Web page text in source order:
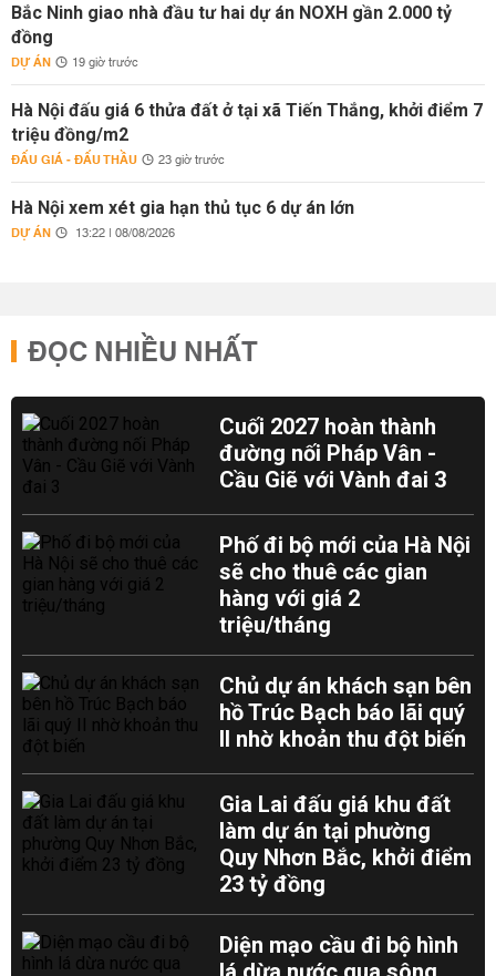
Bắc Ninh giao nhà đầu tư hai dự án NOXH gần 2.000 tỷ
đồng
DỰ ÁN 19 giờ trước
Hà Nội đấu giá 6 thửa đất ở tại xã Tiến Thắng, khởi điểm 7
triệu đồng/m2
ĐẤU GIÁ - ĐẤU THẦU 23 giờ trước
Hà Nội xem xét gia hạn thủ tục 6 dự án lớn
DỰ ÁN 13:22 | 08/08/2026
ĐỌC NHIỀU NHẤT
Cuối 2027 hoàn thành
đường nối Pháp Vân -
Cầu Giẽ với Vành đai 3
Phố đi bộ mới của Hà Nội
sẽ cho thuê các gian
hàng với giá 2
triệu/tháng
Chủ dự án khách sạn bên
hồ Trúc Bạch báo lãi quý
II nhờ khoản thu đột biến
Gia Lai đấu giá khu đất
làm dự án tại phường
Quy Nhơn Bắc, khởi điểm
23 tỷ đồng
Diện mạo cầu đi bộ hình